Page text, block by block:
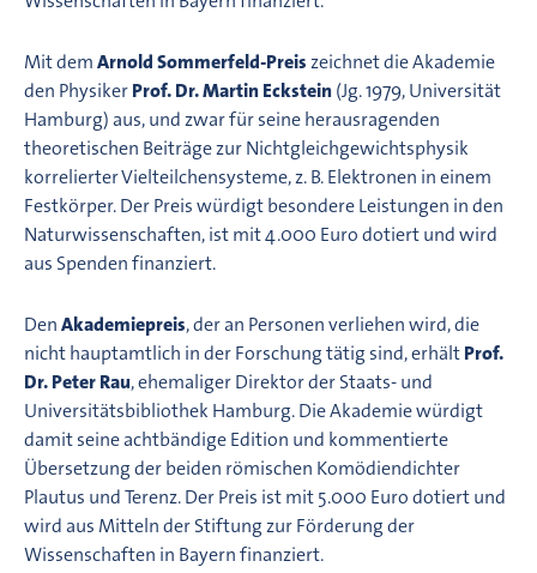
Mit demArnold Sommerfeld-Preiszeichnet die Akademie
den PhysikerProf. Dr. Martin Eckstein(Jg. 1979, Universität
Hamburg) aus, und zwar für seine herausragenden
theoretischen Beiträge zur Nichtgleichgewichtsphysik
korrelierter Vielteilchensysteme, z. B. Elektronen in einem
Festkörper. Der Preis würdigt besondere Leistungen in den
Naturwissenschaften, ist mit 4.000 Euro dotiert und wird
aus Spenden finanziert.
DenAkademiepreis, der an Personen verliehen wird, die
nicht hauptamtlich in der Forschung tätig sind, erhältProf.
Dr. Peter Rau, ehemaliger Direktor der Staats- und
Universitätsbibliothek Hamburg. Die Akademie würdigt
damit seine achtbändige Edition und kommentierte
Übersetzung der beiden römischen Komödiendichter
Plautus und Terenz. Der Preis ist mit 5.000 Euro dotiert und
wird aus Mitteln der Stiftung zur Förderung der
Wissenschaften in Bayern finanziert.